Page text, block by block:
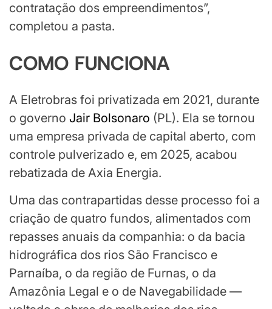
contratação dos empreendimentos”,
completou a pasta.
COMO FUNCIONA
A Eletrobras foi privatizada em 2021, durante
o governo Jair Bolsonaro (PL). Ela se tornou
uma empresa privada de capital aberto, com
controle pulverizado e, em 2025, acabou
rebatizada de Axia Energia.
Uma das contrapartidas desse processo foi a
criação de quatro fundos, alimentados com
repasses anuais da companhia: o da bacia
hidrográfica dos rios São Francisco e
Parnaíba, o da região de Furnas, o da
Amazônia Legal e o de Navegabilidade —